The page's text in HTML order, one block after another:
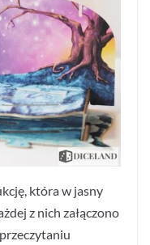
która w jasny
z nich załączono